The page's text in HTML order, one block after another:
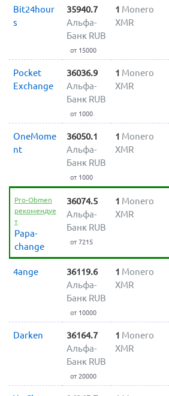
Bit24hour
s
35940.7
Альфа-
Банк RUB
от 15000
1 Monero
XMR
Pocket
Exchange
36036.9
Альфа-
Банк RUB
от 1000
1 Monero
XMR
OneMome
nt
36050.1
Альфа-
Банк RUB
от 1000
1 Monero
XMR
Pro-Obmen
рекомендуе
т
Papa-
change
36074.5
Альфа-
Банк RUB
от 7215
1 Monero
XMR
4ange
36119.6
Альфа-
Банк RUB
от 10000
1 Monero
XMR
Darken
36164.7
Альфа-
Банк RUB
от 20000
1 Monero
XMR